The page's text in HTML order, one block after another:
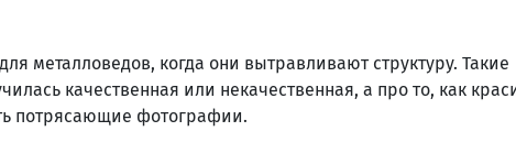
металловедов, когда они вытравливают структуру. Такие
качественная или некачественная, а про то, как
потрясающие фотографии.